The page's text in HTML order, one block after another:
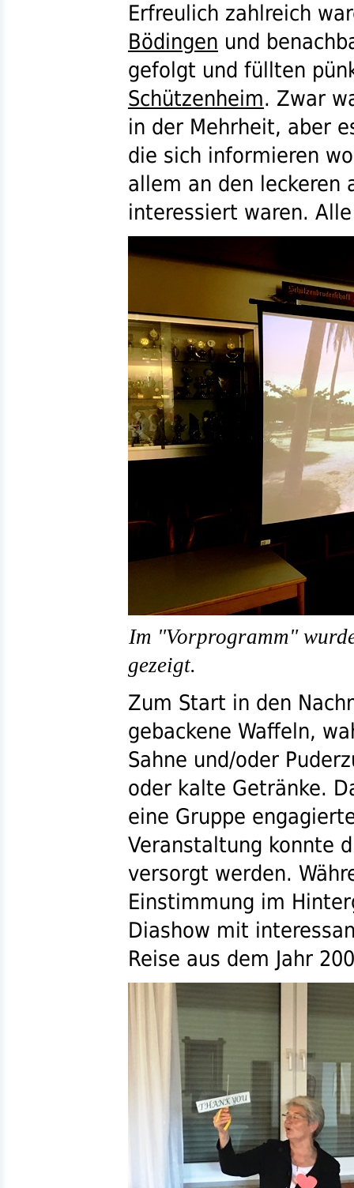
Erfreulich zahlreich
Bödingen und
gefolgt und füllten
Schützenheim. Zwar
in der Mehrheit, aber
die sich informieren
allem an den leckeren
interessiert waren.
Im "Vorprogramm"
gezeigt.
Zum Start in den
gebackene Waffeln,
Sahne und/oder
oder kalte Getränke.
eine Gruppe
Veranstaltung konnte
versorgt werden.
Einstimmung im
Diashow mit
Reise aus dem Jahr